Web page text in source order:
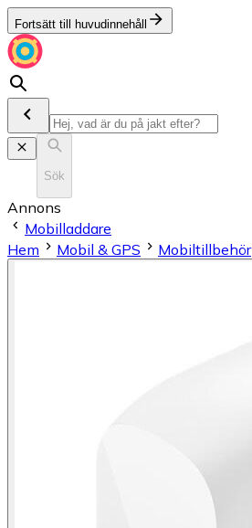
Fortsätt till huvudinnehåll
Sök
Annons
Mobilladdare
Hem
Mobil & GPS Mobiltillbehör